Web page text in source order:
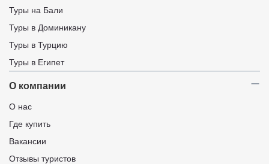
Туры на Бали
Туры в Доминикану
Туры в Турцию
Туры в Египет
О компании
О нас
Где купить
Вакансии
Отзывы туристов